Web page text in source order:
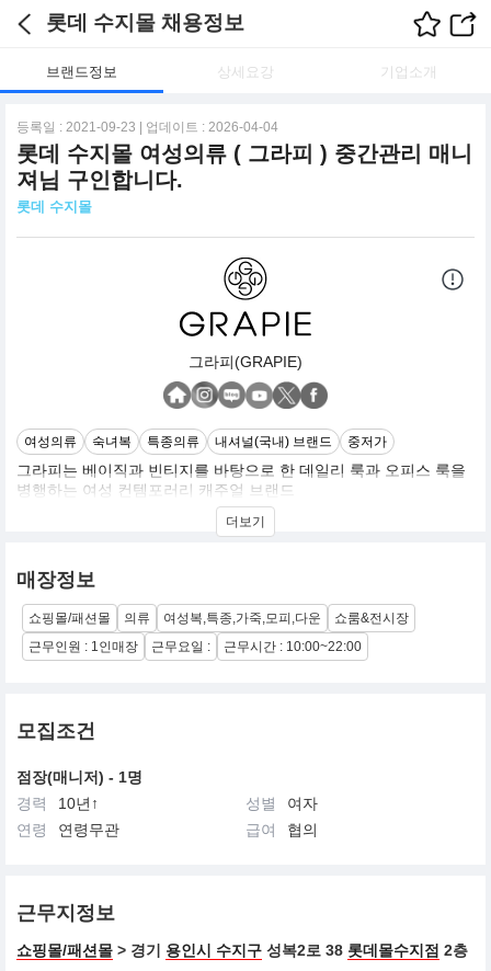
롯데 수지몰 채용정보
브랜드정보 상세요강 기업소개
등록일 : 2021-09-23 | 업데이트 : 2026-04-04
롯데 수지몰 여성의류 ( 그라피 ) 중간관리 매니
져님 구인합니다.
롯데 수지몰
그라피(GRAPIE)
여성의류 숙녀복 특종의류 내셔널(국내) 브랜드 중저가
그라피는 베이직과 빈티지를 바탕으로 한 데일리 룩과 오피스 룩을
병행하는 여성 컨템포러리 캐주얼 브랜드
더보기
매장정보
쇼핑몰/패션몰 의류 여성복,특종,가죽,모피,다운
쇼룸&전시장
근무인원 : 1인매장
근무요일 : 근무시간 : 10:00~22:00
모집조건
점장(매니저) - 1명
경력
10년↑ 성별
여자
연령
연령무관 급여 협의
근무지정보
쇼핑몰/패션몰 > 경기 용인시 수지구 성복2로 38 롯데몰수지점 2층